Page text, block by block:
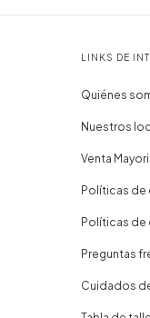
LINKS DE
Quiénes
Nuestros
Venta
Políticas de
Políticas de
Preguntas
Cuidados